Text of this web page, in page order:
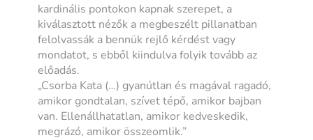
kardinális pontokon kapnak szerepet, a
kiválasztott nézők a megbeszélt pillanatban
felolvassák a bennük rejlő kérdést vagy
mondatot, s ebből kiindulva folyik tovább az
előadás.
„Csorba Kata (…) gyanútlan és magával ragadó,
amikor gondtalan, szívet tépő, amikor bajban
van. Ellenállhatatlan, amikor kedveskedik,
megrázó, amikor összeomlik.”